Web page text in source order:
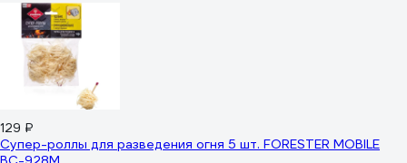
129 ₽
Супер-роллы для разведения огня 5 шт. FORESTER MOBILE